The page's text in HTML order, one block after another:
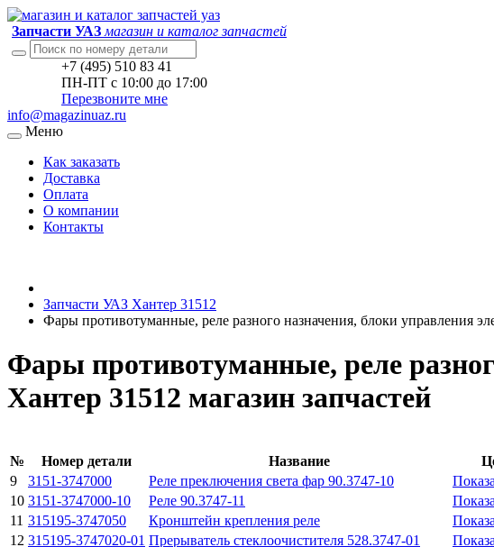
Запчасти УАЗ магазин и каталог запчастей
+7 (495) 510 83 41
ПН-ПТ с 10:00 до 17:00
Перезвоните мне
info@magazinuaz.ru
Меню
Как заказать
Доставка
Оплата
О компании
Контакты
Запчасти УАЗ Хантер 31512
Фары противотуманные, реле разного назначения, блоки управления
Фары противотуманные, реле
Хантер 31512 магазин запчастей
№ Номер детали Название
9
3151-3747000 Реле преключения света фар 90.3747-10
10 3151-3747000-10 Реле 90.3747-11
11 315195-3747050 Кронштейн крепления реле
12 315195-3747020-01 Прерыватель стеклоочистителя 528.3747-01